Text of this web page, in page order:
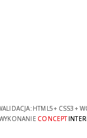
HTML5+ CSS3 +
CONCEPT